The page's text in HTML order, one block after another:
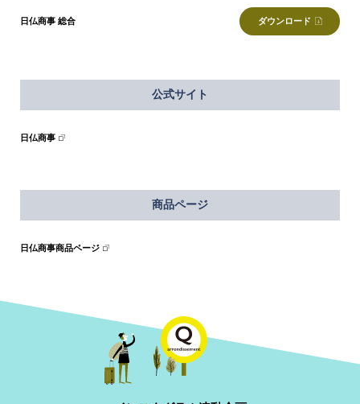
日仏商事 総合 ダウンロード
公式サイト
日仏商事
商品ページ
日仏商事商品ページ